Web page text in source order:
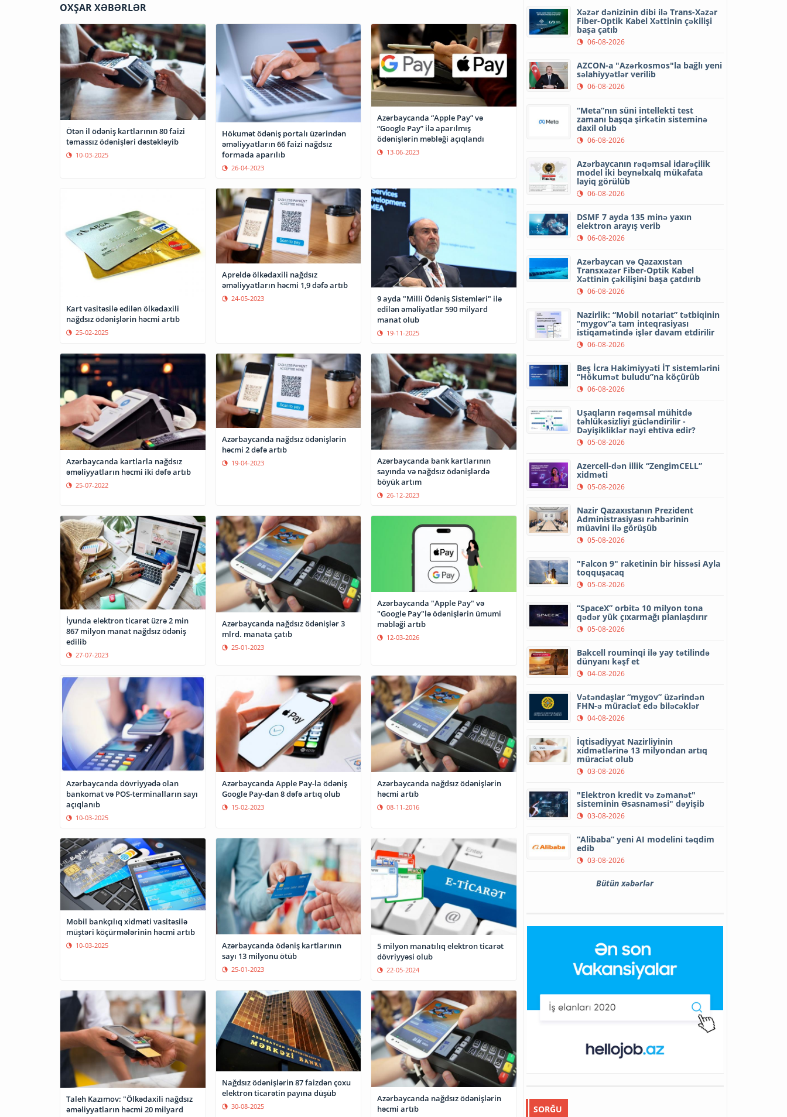
OXŞAR XƏBƏRLƏR
Ötən il ödəniş kartlarının 80 faizi
təmassız ödənişləri dəstəkləyib
10-03-2025
Hökumət ödəniş portalı üzərindən
əməliyyatların 66 faizi nağdsız
formada aparılıb
26-04-2023
Azərbaycanda “Apple Pay” və
“Google Pay” ilə aparılmış
ödənişlərin məbləği açıqlandı
13-06-2023
Kart vasitəsilə edilən ölkədaxili
nağdsız ödənişlərin həcmi artıb
25-02-2025
Apreldə ölkədaxili nağdsız
əməliyyatların həcmi 1,9 dəfə artıb
24-05-2023
9 ayda "Milli Ödəniş Sistemləri" ilə
edilən əməliyatlar 590 milyard
manat olub
19-11-2025
Azərbaycanda kartlarla nağdsız
əməliyyatların həcmi iki dəfə artıb
25-07-2022
Azərbaycanda nağdsız ödənişlərin
həcmi 2 dəfə artıb
19-04-2023
Azərbaycanda bank kartlarının
sayında və nağdsız ödənişlərdə
böyük artım
26-12-2023
İyunda elektron ticarət üzrə 2 min
867 milyon manat nağdsız ödəniş
edilib
27-07-2023
Azərbaycanda nağdsız ödənişlər 3
mlrd. manata çatıb
25-01-2023
Azərbaycanda "Apple Pay" və
"Google Pay"lə ödənişlərin ümumi
məbləği artıb
12-03-2026
Azərbaycanda dövriyyədə olan
bankomat və POS-terminalların sayı
açıqlanıb
10-03-2025
Azərbaycanda Apple Pay-la ödəniş
Google Pay-dan 8 dəfə artıq olub
15-02-2023
Azərbaycanda nağdsız ödənişlərin
həcmi artıb
08-11-2016
Mobil bankçılıq xidməti vasitəsilə
müştəri köçürmələrinin həcmi artıb
10-03-2025
Azərbaycanda ödəniş kartlarının
sayı 13 milyonu ötüb
25-01-2023
5 milyon manatılıq elektron ticarət
dövriyyəsi olub
22-05-2024
Taleh Kazımov: "Ölkədaxili nağdsız
əməliyyatların həcmi 20 milyard
Nağdsız ödənişlərin 87 faizdən çoxu
elektron ticarətin payına düşüb
30-08-2025
Azərbaycanda nağdsız ödənişlərin
həcmi artıb
Xəzər dənizinin dibi ilə Trans-Xəzər
Fiber-Optik Kabel Xəttinin çəkilişi
başa çatıb
06-08-2026
AZCON-a "Azərkosmos"la bağlı yeni
səlahiyyətlər verilib
06-08-2026
“Meta”nın süni intellekti test
zamanı başqa şirkətin sisteminə
daxil olub
06-08-2026
Azərbaycanın rəqəmsal idarəçilik
model iki beynəlxalq mükafata
layiq görülüb
06-08-2026
DSMF 7 ayda 135 minə yaxın
elektron arayış verib
06-08-2026
Azərbaycan və Qazaxıstan
Transxəzər Fiber-Optik Kabel
Xəttinin çəkilişini başa çatdırıb
06-08-2026
Nazirlik: “Mobil notariat” tətbiqinin
“mygov”a tam inteqrasiyası
istiqamətində işlər davam etdirilir
06-08-2026
Beş İcra Hakimiyyəti İT sistemlərini
“Hökumət buludu”na köçürüb
06-08-2026
Uşaqların rəqəmsal mühitdə
təhlükəsizliyi gücləndirilir -
Dəyişikliklər nəyi ehtiva edir?
05-08-2026
Azercell-dən illik “ZengimCELL”
xidməti
05-08-2026
Nazir Qazaxıstanın Prezident
Administrasiyası rəhbərinin
müavini ilə görüşüb
05-08-2026
"Falcon 9" raketinin bir hissəsi Ayla
toqquşacaq
05-08-2026
“SpaceX” orbitə 10 milyon tona
qədər yük çıxarmağı planlaşdırır
05-08-2026
Bakcell rouminqi ilə yay tətilində
dünyanı kəşf et
04-08-2026
Vətəndaşlar “mygov” üzərindən
FHN-ə müraciət edə biləcəklər
04-08-2026
İqtisadiyyat Nazirliyinin
xidmətlərinə 13 milyondan artıq
müraciət olub
03-08-2026
"Elektron kredit və zəmanət"
sisteminin Əsasnaməsi" dəyişib
03-08-2026
“Alibaba” yeni AI modelini təqdim
edib
03-08-2026
Bütün xəbərlər
SORĞU